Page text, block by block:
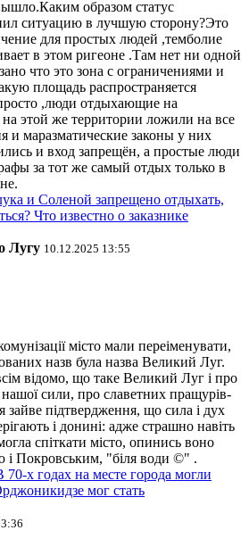
образом статус
ситуацию в лучшую сторону?Это
для простых людей ,темболие
в этом ригеоне .Там нет ни одной
что это зона с ограничениями и
площадь распространяется
,люди отдыхающие на
на этой же территории ложили на все
и маразматические законы у них
и вход запрещён, а простые люди
за тот же самый отдых только в
и Соленой запрещено отдыхать,
Что известно о заказнике
Лугу 10.12.2025 13:55
місто мали переіменувати,
назв була назва Великий Луг.
відомо, що таке Великий Луг і про
сили, про славетних пращурів-
зайве підтвердження, що сила і дух
і донині: адже страшно навіть
спіткати місто, опинись воно
і Покровським, "біля води ©" .
х годах на месте города могли
мог стать